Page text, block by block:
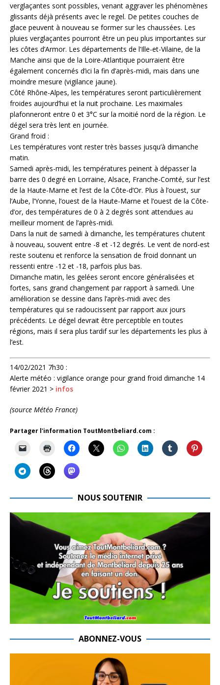
verglaçantes sont possibles, venant aggraver les phénomènes
glissants déjà présents avec le regel. De petites couches de
glace peuvent à nouveau se former sur les chaussées. Les
pluies verglaçantes pourront être un peu plus importantes sur
les côtes d’Armor. Les départements de l’Ille-et-Vilaine, de la
Manche ainsi que de la Loire-Atlantique pourraient être
également concernés d’ici la fin d’après-midi, mais dans une
moindre mesure (vigilance jaune).
Côté Rhône-Alpes, les températures seront particulièrement
froides aujourd’hui et la nuit prochaine. Les maximales
plafonneront entre 0 et 3°C sur la moitié nord de la région. Le
dégel sera très lent en journée.
Grand froid :
Les températures vont rester très basses jusqu’à dimanche
matin.
Samedi après-midi, les températures peinent à dépasser la
barre des 0 degré en Lorraine, Alsace, Franche-Comté, sur l’est
de la Haute-Marne et l’est de la Côte-d’Or. Plus à l’ouest, sur
l’Aube, l’Yonne, l’ouest de la Haute-Marne et l’ouest de la Côte-
d’or, des températures de 0 à 2 degrés sont attendues au
meilleur moment de l’après-midi.
Dans la nuit de samedi à dimanche, les températures chutent
à nouveau, souvent entre -8 et -12 degrés. Le vent de nord-est
reste soutenu et renforce la sensation de froid donnant un
ressenti entre -12 et -18, parfois plus bas.
Dimanche matin, les gelées seront encore généralisées et
fortes, sans grand changement par rapport à samedi. Une
amélioration se dessine dans l’après-midi avec des
températures qui se radoucissent par rapport aux jours
précédents. Le dégel devrait être perceptible en toutes
régions, mais il sera plus tardif sur les départements les plus à
l’est.
14/02/2021 7h30 :
Alerte météo : vigilance orange pour grand froid dimanche 14
février 2021 > infos
(source Météo France)
Partager l'information ToutMontbeliard.com :
NOUS SOUTENIR
ABONNEZ-VOUS